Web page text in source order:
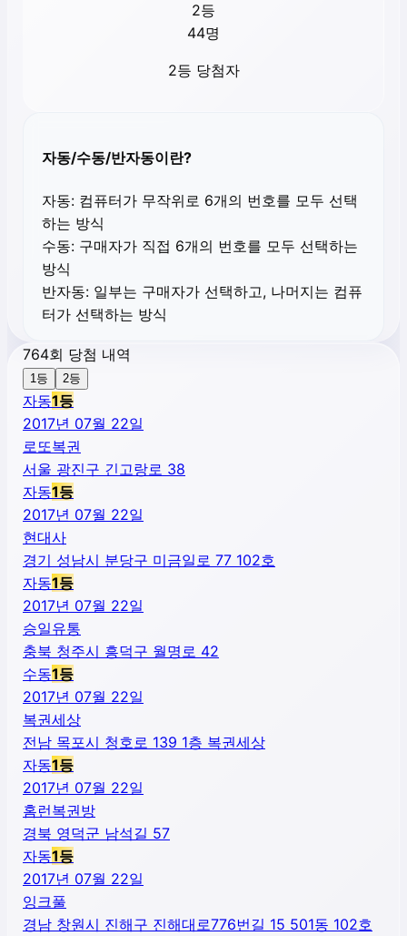
2등
44명
2등 당첨자
자동/수동/반자동이란?
자동: 컴퓨터가 무작위로 6개의 번호를 모두 선택
하는 방식
수동: 구매자가 직접 6개의 번호를 모두 선택하는
방식
반자동: 일부는 구매자가 선택하고, 나머지는 컴퓨
터가 선택하는 방식
764회 당첨 내역
1등 2등
자동1등
2017년 07월 22일
로또복권
서울 광진구 긴고랑로 38
자동1등
2017년 07월 22일
현대사
경기 성남시 분당구 미금일로 77 102호
자동1등
2017년 07월 22일
승일유통
충북 청주시 흥덕구 월명로 42
수동1등
2017년 07월 22일
복권세상
전남 목포시 청호로 139 1층 복권세상
자동1등
2017년 07월 22일
홈런복권방
경북 영덕군 남석길 57
자동1등
2017년 07월 22일
잉크풀
경남 창원시 진해구 진해대로776번길 15 501동 102호